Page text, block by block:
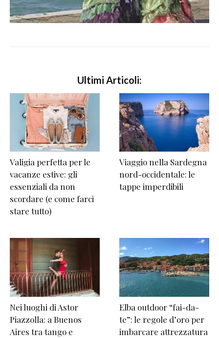
Ultimi Articoli:
Valigia perfetta per le
vacanze estive: gli
essenziali da non
scordare (e come farci
stare tutto)
Viaggio nella Sardegna
nord-occidentale: le
tappe imperdibili
Nei luoghi di Astor
Piazzolla: a Buenos
Aires tra tango e
Elba outdoor “fai-da-
te”: le regole d’oro per
imbarcare attrezzatura